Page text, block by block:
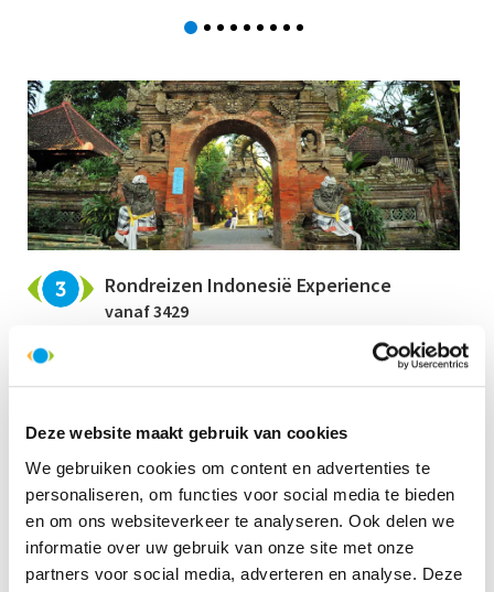
Deze website maakt gebruik van cookies
We gebruiken cookies om content en advertenties te
personaliseren, om functies voor social media te bieden
en om ons websiteverkeer te analyseren. Ook delen we
informatie over uw gebruik van onze site met onze
partners voor social media, adverteren en analyse. Deze
Rondreizen Indonesië Experience
vanaf 3429
Drie weken is een optimale reisduur voor een rondreis door
Indonesië. U kunt 3 grotere eilanden bezoeken en 1 of 2 kleinere,
meer highlights zien, op zoek gaan naar de orang-oetans van
een bezoek aan het beroemde ‘blauwe vuur’ in de krater van de
Ijen vulkaan. Alle reizen zijn flexibel met een paar muiskliks aan te
passen.
Sumatra, Java, Bali
Experience
19 dagen
Java,
v.a.